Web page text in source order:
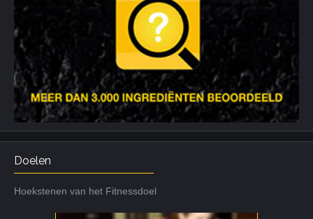
Doelen
Hoekstenen van het Fitnessdoel